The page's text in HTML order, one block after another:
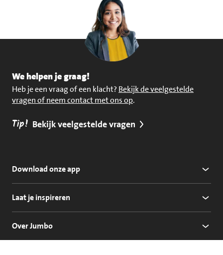
We helpen je graag!
Heb je een vraag of een klacht? Bekijk de veelgestelde
vragen of neem contact met ons op.
Tip! Bekijk veelgestelde vragen
Download onze app
Laat je inspireren
Over Jumbo